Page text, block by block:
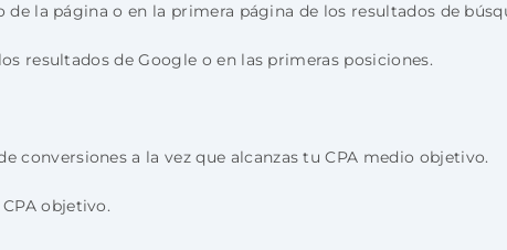
la página o en la primera página de los resultados de
resultados de Google o en las primeras posiciones.
conversiones a la vez que alcanzas tu CPA medio objetivo.
objetivo.